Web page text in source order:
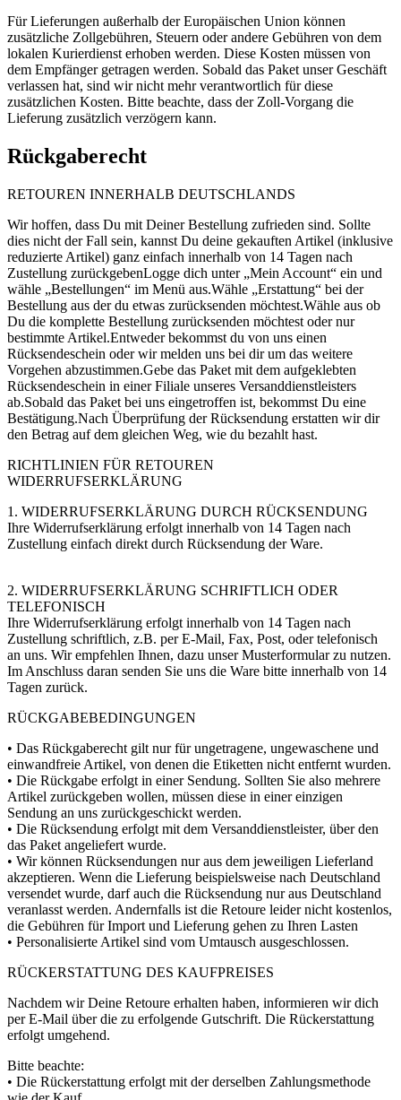
Für Lieferungen außerhalb der Europäischen Union können
zusätzliche Zollgebühren, Steuern oder andere Gebühren von dem
lokalen Kurierdienst erhoben werden. Diese Kosten müssen von
dem Empfänger getragen werden. Sobald das Paket unser Geschäft
verlassen hat, sind wir nicht mehr verantwortlich für diese
zusätzlichen Kosten. Bitte beachte, dass der Zoll-Vorgang die
Lieferung zusätzlich verzögern kann.
Rückgaberecht
RETOUREN INNERHALB DEUTSCHLANDS
Wir hoffen, dass Du mit Deiner Bestellung zufrieden sind. Sollte
dies nicht der Fall sein, kannst Du deine gekauften Artikel (inklusive
reduzierte Artikel) ganz einfach innerhalb von 14 Tagen nach
Zustellung zurückgebenLogge dich unter „Mein Account“ ein und
wähle „Bestellungen“ im Menü aus.Wähle „Erstattung“ bei der
Bestellung aus der du etwas zurücksenden möchtest.Wähle aus ob
Du die komplette Bestellung zurücksenden möchtest oder nur
bestimmte Artikel.Entweder bekommst du von uns einen
Rücksendeschein oder wir melden uns bei dir um das weitere
Vorgehen abzustimmen.Gebe das Paket mit dem aufgeklebten
Rücksendeschein in einer Filiale unseres Versanddienstleisters
ab.Sobald das Paket bei uns eingetroffen ist, bekommst Du eine
Bestätigung.Nach Überprüfung der Rücksendung erstatten wir dir
den Betrag auf dem gleichen Weg, wie du bezahlt hast.
RICHTLINIEN FÜR RETOUREN
WIDERRUFSERKLÄRUNG
1. WIDERRUFSERKLÄRUNG DURCH RÜCKSENDUNG
Ihre Widerrufserklärung erfolgt innerhalb von 14 Tagen nach
Zustellung einfach direkt durch Rücksendung der Ware.
2. WIDERRUFSERKLÄRUNG SCHRIFTLICH ODER
TELEFONISCH
Ihre Widerrufserklärung erfolgt innerhalb von 14 Tagen nach
Zustellung schriftlich, z.B. per E-Mail, Fax, Post, oder telefonisch
an uns. Wir empfehlen Ihnen, dazu unser Musterformular zu nutzen.
Im Anschluss daran senden Sie uns die Ware bitte innerhalb von 14
Tagen zurück.
RÜCKGABEBEDINGUNGEN
• Das Rückgaberecht gilt nur für ungetragene, ungewaschene und
einwandfreie Artikel, von denen die Etiketten nicht entfernt wurden.
• Die Rückgabe erfolgt in einer Sendung. Sollten Sie also mehrere
Artikel zurückgeben wollen, müssen diese in einer einzigen
Sendung an uns zurückgeschickt werden.
• Die Rücksendung erfolgt mit dem Versanddienstleister, über den
das Paket angeliefert wurde.
• Wir können Rücksendungen nur aus dem jeweiligen Lieferland
akzeptieren. Wenn die Lieferung beispielsweise nach Deutschland
versendet wurde, darf auch die Rücksendung nur aus Deutschland
veranlasst werden. Andernfalls ist die Retoure leider nicht kostenlos,
die Gebühren für Import und Lieferung gehen zu Ihren Lasten
• Personalisierte Artikel sind vom Umtausch ausgeschlossen.
RÜCKERSTATTUNG DES KAUFPREISES
Nachdem wir Deine Retoure erhalten haben, informieren wir dich
per E-Mail über die zu erfolgende Gutschrift. Die Rückerstattung
erfolgt umgehend.
Bitte beachte:
• Die Rückerstattung erfolgt mit der derselben Zahlungsmethode